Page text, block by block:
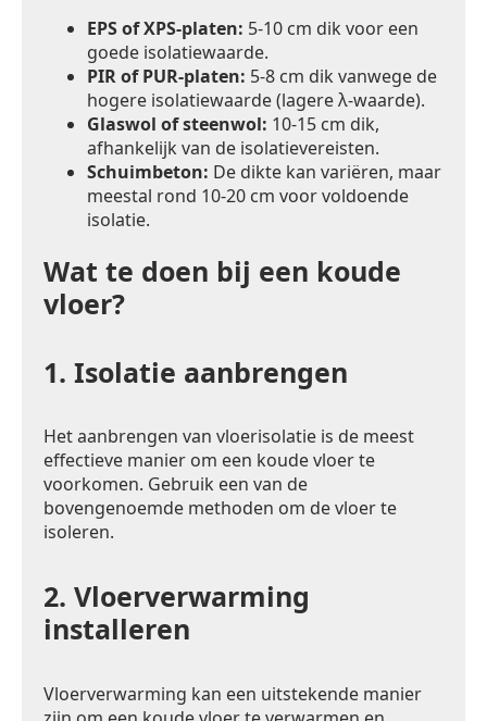
EPS of XPS-platen: 5-10 cm dik voor een
goede isolatiewaarde.
PIR of PUR-platen: 5-8 cm dik vanwege de
hogere isolatiewaarde (lagere λ-waarde).
Glaswol of steenwol: 10-15 cm dik,
afhankelijk van de isolatievereisten.
Schuimbeton: De dikte kan variëren, maar
meestal rond 10-20 cm voor voldoende
isolatie.
Wat te doen bij een koude
vloer?
1. Isolatie aanbrengen
Het aanbrengen van vloerisolatie is de meest
effectieve manier om een koude vloer te
voorkomen. Gebruik een van de
bovengenoemde methoden om de vloer te
isoleren.
2. Vloerverwarming
installeren
Vloerverwarming kan een uitstekende manier